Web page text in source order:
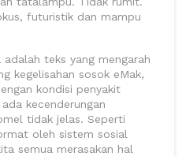
futuristik dan mampu
adalah teks yang mengarah
kegelisahan sosok eMak,
kondisi penyakit
kecenderungan
tidak jelas. Seperti
oleh sistem sosial
semua merasakan hal